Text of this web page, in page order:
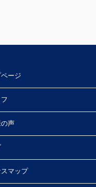
ページ
声
マップ